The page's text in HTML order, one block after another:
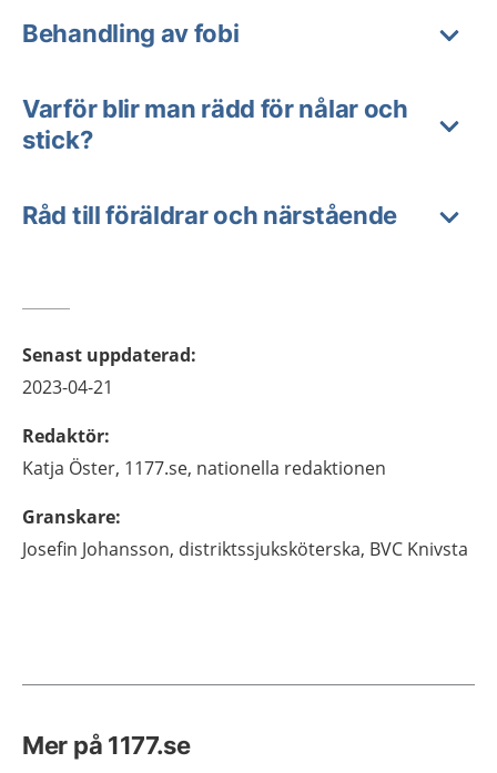
Behandling av fobi
Varför blir man rädd för nålar och
stick?
Råd till föräldrar och närstående
Senast uppdaterad:
2023-04-21
Redaktör:
Katja Öster, 1177.se, nationella redaktionen
Granskare:
Josefin Johansson, distriktssjuksköterska, BVC Knivsta
Mer på 1177.se